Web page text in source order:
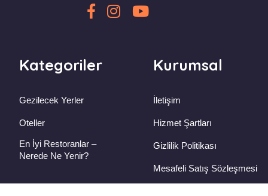
Kategoriler
Gezilecek Yerler
Oteller
En İyi Restoranlar –
Nerede Ne Yenir?
Kurumsal
İletişim
Hizmet Şartları
Gizlilik Politikası
Mesafeli Satış Sözleşmesi